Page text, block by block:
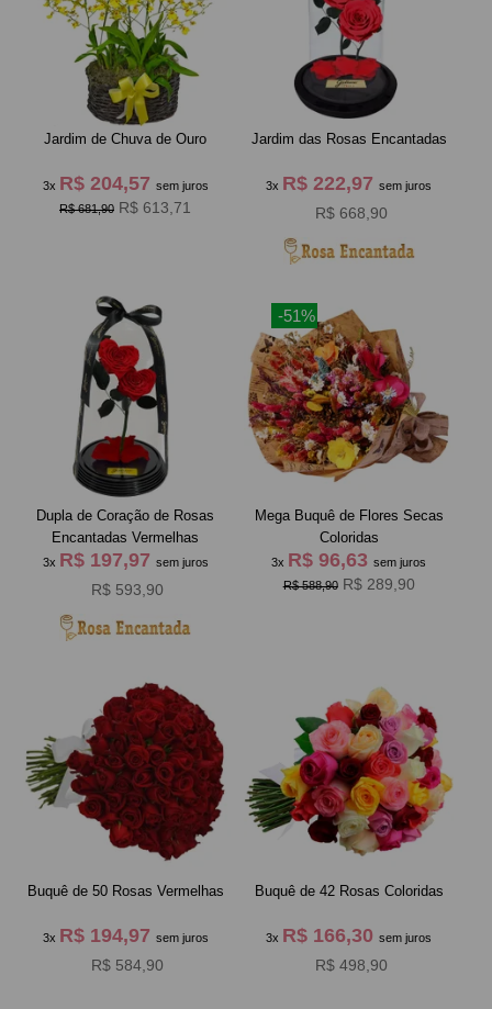
Jardim de Chuva de Ouro
3x R$ 204,57 sem juros
R$ 681,90 R$ 613,71
Jardim das Rosas Encantadas
3x R$ 222,97sem juros
R$ 668,90
Dupla de Coração de Rosas
Encantadas Vermelhas
3x R$ 197,97 sem juros
R$ 593,90
-51%
Mega Buquê de Flores Secas
Coloridas
3x R$ 96,63sem juros
R$ 588,90 R$ 289,90
Buquê de 50 Rosas Vermelhas
3x R$ 194,97 sem juros
R$ 584,90
Buquê de 42 Rosas Coloridas
3x R$ 166,30sem juros
R$ 498,90